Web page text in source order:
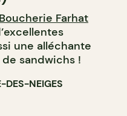
Boucherie Farhat
une alléchante
sandwichs !
DES-NEIGES